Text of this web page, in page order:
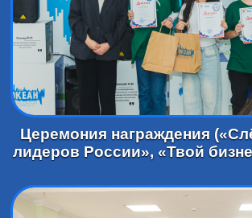
Церемония награждения
лидеров России», «Твой